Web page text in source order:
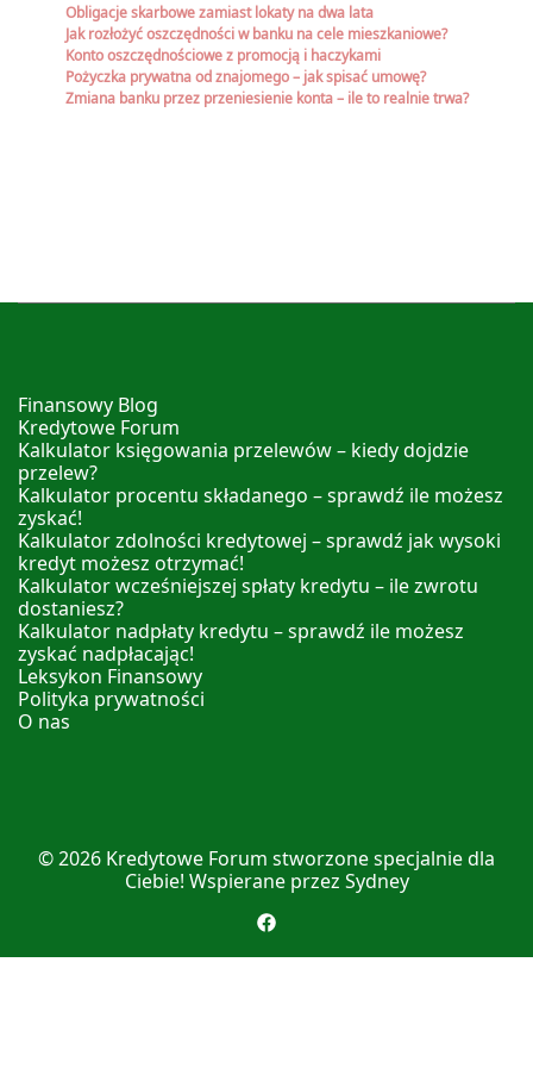
Obligacje skarbowe zamiast lokaty na dwa lata
Jak rozłożyć oszczędności w banku na cele mieszkaniowe?
Konto oszczędnościowe z promocją i haczykami
Pożyczka prywatna od znajomego – jak spisać umowę?
Zmiana banku przez przeniesienie konta – ile to realnie trwa?
Finansowy Blog
Kredytowe Forum
Kalkulator księgowania przelewów – kiedy dojdzie
przelew?
Kalkulator procentu składanego – sprawdź ile możesz
zyskać!
Kalkulator zdolności kredytowej – sprawdź jak wysoki
kredyt możesz otrzymać!
Kalkulator wcześniejszej spłaty kredytu – ile zwrotu
dostaniesz?
Kalkulator nadpłaty kredytu – sprawdź ile możesz
zyskać nadpłacając!
Leksykon Finansowy
Polityka prywatności
O nas
© 2026 Kredytowe Forum stworzone specjalnie dla
Ciebie! Wspierane przez Sydney